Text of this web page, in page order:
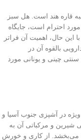
قاره هند است. هل سبز
احترام است، جایگاه
حال، اهمیت آن فراتر
بالقوه آن در
چینی و یونانی مورد
در آشپزی جنوب آسیا و
شیرین و مرکباتی آن به
از کاری و خورش